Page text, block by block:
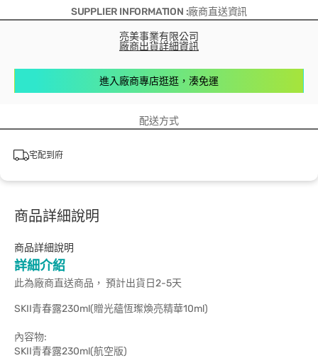
SUPPLIER INFORMATION :廠商直送資訊
亮美事業有限公司
廠商出貨詳細資訊
進入廠商專店逛逛，湊免運
配送方式
宅配到府
商品詳細說明
商品詳細說明
詳細介紹
此為廠商直送商品， 預計出貨日2-5天
SKII青春露230ml(贈光蘊恆璨煥亮精華10ml)
內容物:
SKII青春露230ml(航空版)